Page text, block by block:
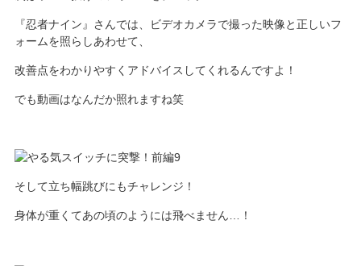
『忍者ナイン』さんでは、ビデオカメラで撮った映像と正しいフ
ォームを照らしあわせて、
改善点をわかりやすくアドバイスしてくれるんですよ！
でも動画はなんだか照れますね笑
そして立ち幅跳びにもチャレンジ！
身体が重くてあの頃のようには飛べません…！